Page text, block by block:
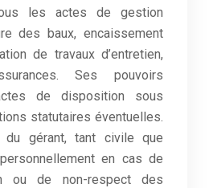
les actes de gestion
des baux, encaissement
de travaux d’entretien,
Ses pouvoirs
de disposition sous
statutaires éventuelles.
du gérant, tant civile que
en cas de
ou de non-respect des